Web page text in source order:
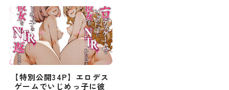
【特別公開34P】エロデス
ゲームでいじめっ子に彼